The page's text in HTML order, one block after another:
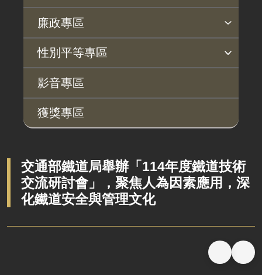
法律及法規命令
解釋性規定及裁量基準
政府機關資訊
行政指導有關文書
施政計畫、業務統計及研究報告
支付或接受之補助
政策宣導廣告支出
用地公告
用地法規
徵收案件資訊
法令查詢
解釋性規定及裁量基準
法令英譯徵集意見專區
訴願文件下載
相關實務判解
相關網站資源
廉政專區
揭弊者保護專區
廉政訊息
利益衝突迴避園地
公務員廉政倫理規範
公職人員財產申報園地
廉政檢舉管道
桃地計畫廉政平臺專網
桃地計畫
廉政平臺
啟動儀式及交流座談會
定期聯繫會議
廉政體系
性別平等專區
性別平等工作小組
宣傳事項
性別平等推動計畫
性別平等統計分析
性別平等影響評估
性騷擾防治
相關網站
影音專區
獲獎專區
交通部鐵道局舉辦「114年度鐵道技術
交流研討會」，聚焦人為因素應用，深
化鐵道安全與管理文化